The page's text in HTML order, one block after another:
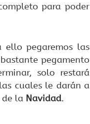
para poder
ello pegaremos las
pegamento
solo restará
cuales le darán a
la Navidad.